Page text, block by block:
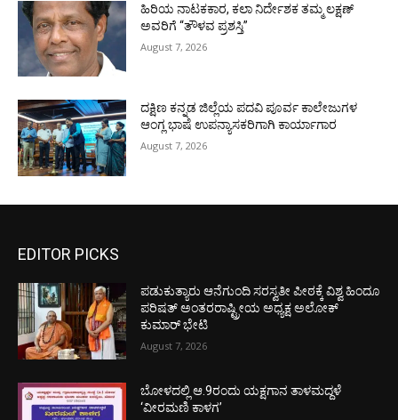
ಹಿರಿಯ ನಾಟಕಕಾರ, ಕಲಾ ನಿರ್ದೇಶಕ ತಮ್ಮ ಲಕ್ಷಣ್
ಅವರಿಗೆ “ತೌಳವ ಪ್ರಶಸ್ತಿ”
August 7, 2026
ದಕ್ಷಿಣ ಕನ್ನಡ ಜಿಲ್ಲೆಯ ಪದವಿ ಪೂರ್ವ ಕಾಲೇಜುಗಳ
ಆಂಗ್ಲ ಭಾಷೆ ಉಪನ್ಯಾಸಕರಿಗಾಗಿ ಕಾರ್ಯಾಗಾರ
August 7, 2026
EDITOR PICKS
ಪಡುಕುತ್ಯಾರು ಆನೆಗುಂದಿ ಸರಸ್ವತೀ ಪೀಠಕ್ಕೆ ವಿಶ್ವ ಹಿಂದೂ
ಪರಿಷತ್ ಅಂತರರಾಷ್ಟ್ರೀಯ ಅಧ್ಯಕ್ಷ ಅಲೋಕ್
ಕುಮಾರ್ ಭೇಟಿ
August 7, 2026
ಬೋಳದಲ್ಲಿ ಆ.9ರಂದು ಯಕ್ಷಗಾನ ತಾಳಮದ್ದಳೆ
‘ವೀರಮಣಿ ಕಾಳಗ’